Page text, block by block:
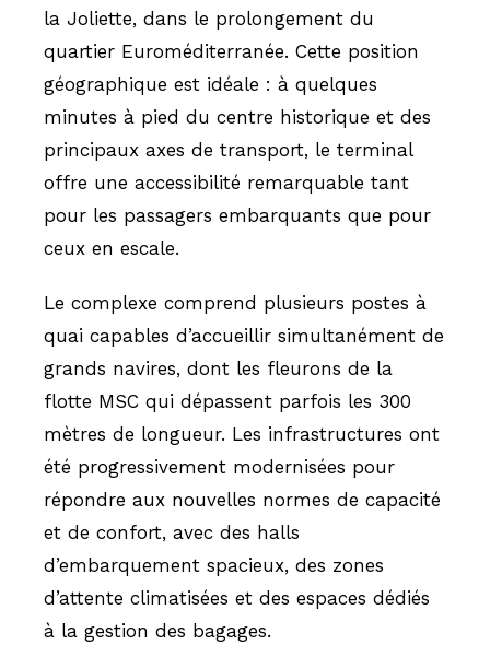
la Joliette, dans le prolongement du
quartier Euroméditerranée. Cette position
géographique est idéale : à quelques
minutes à pied du centre historique et des
principaux axes de transport, le terminal
offre une accessibilité remarquable tant
pour les passagers embarquants que pour
ceux en escale.
Le complexe comprend plusieurs postes à
quai capables d’accueillir simultanément de
grands navires, dont les fleurons de la
flotte MSC qui dépassent parfois les 300
mètres de longueur. Les infrastructures ont
été progressivement modernisées pour
répondre aux nouvelles normes de capacité
et de confort, avec des halls
d’embarquement spacieux, des zones
d’attente climatisées et des espaces dédiés
à la gestion des bagages.